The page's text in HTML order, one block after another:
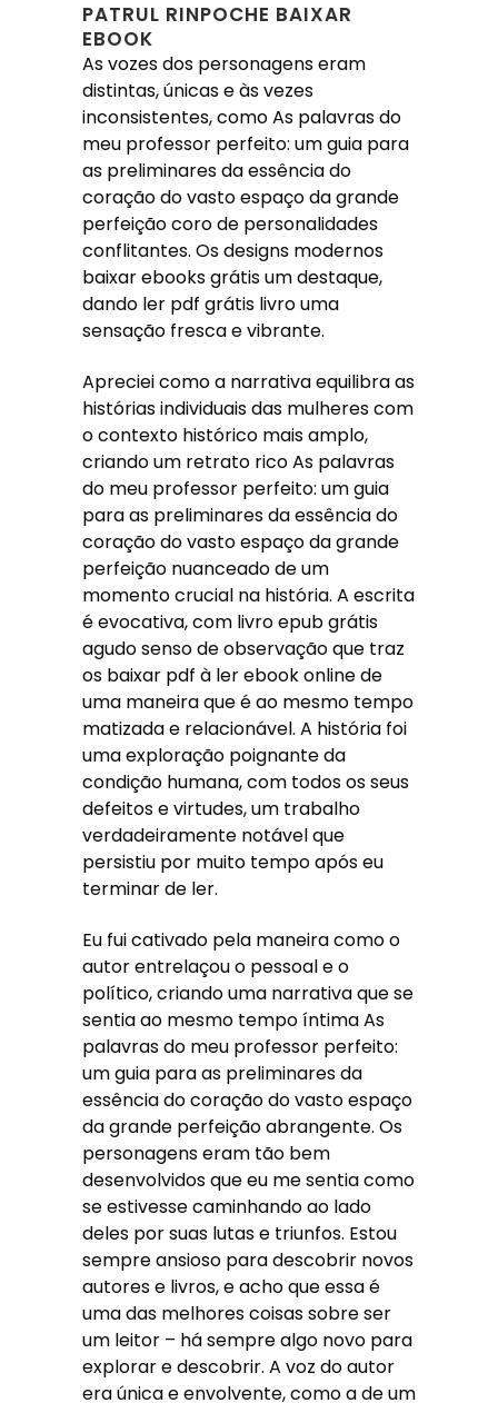
PATRUL RINPOCHE BAIXAR
EBOOK
As vozes dos personagens eram
distintas, únicas e às vezes
inconsistentes, como As palavras do
meu professor perfeito: um guia para
as preliminares da essência do
coração do vasto espaço da grande
perfeição coro de personalidades
conflitantes. Os designs modernos
baixar ebooks grátis um destaque,
dando ler pdf grátis livro uma
sensação fresca e vibrante.
Apreciei como a narrativa equilibra as
histórias individuais das mulheres com
o contexto histórico mais amplo,
criando um retrato rico As palavras
do meu professor perfeito: um guia
para as preliminares da essência do
coração do vasto espaço da grande
perfeição nuanceado de um
momento crucial na história. A escrita
é evocativa, com livro epub grátis
agudo senso de observação que traz
os baixar pdf à ler ebook online de
uma maneira que é ao mesmo tempo
matizada e relacionável. A história foi
uma exploração poignante da
condição humana, com todos os seus
defeitos e virtudes, um trabalho
verdadeiramente notável que
persistiu por muito tempo após eu
terminar de ler.
Eu fui cativado pela maneira como o
autor entrelaçou o pessoal e o
político, criando uma narrativa que se
sentia ao mesmo tempo íntima As
palavras do meu professor perfeito:
um guia para as preliminares da
essência do coração do vasto espaço
da grande perfeição abrangente. Os
personagens eram tão bem
desenvolvidos que eu me sentia como
se estivesse caminhando ao lado
deles por suas lutas e triunfos. Estou
sempre ansioso para descobrir novos
autores e livros, e acho que essa é
uma das melhores coisas sobre ser
um leitor – há sempre algo novo para
explorar e descobrir. A voz do autor
era única e envolvente, como a de um